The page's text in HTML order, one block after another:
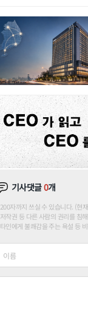
기사댓글0개
200자까지 쓰실 수 있습니다. (현
저작권 등 다른 사람의 권리를 침
타인에게 불쾌감을 주는 욕설 등